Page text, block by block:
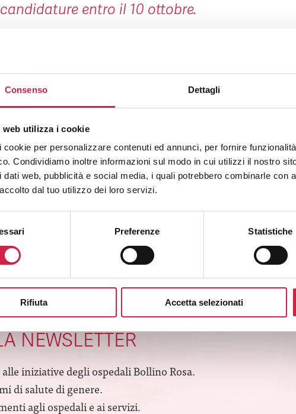
Consenso Dettagli
web utilizza i cookie
cookie per personalizzare contenuti ed annunci, per fornire
Condividiamo inoltre informazioni sul modo in cui utilizzi il nostro
dati web, pubblicità e social media, i quali potrebbero combinarle con
dal tuo utilizzo dei loro servizi.
Preferenze Statistiche
Rifiuta Accetta selezionati
entro il 10 ottobre.
2023 a Roma presenteremo il
lacerimonia verranno annunciati e premiati gli
, strutture particolarmente attente alla salute femminile.
Consulta il programma
della cerimonia
NEWSLETTER
iniziative degli ospedali Bollino Rosa.
di salute di genere.
agli ospedali e ai servizi.